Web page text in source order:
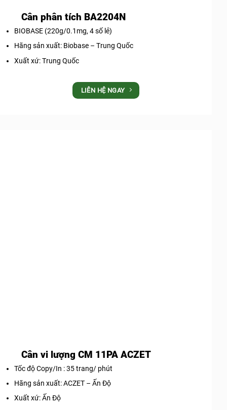
Cân phân tích BA2204N
BIOBASE (220g/0.1mg, 4 số lẻ)
Hãng sản xuất: Biobase – Trung Quốc
Xuất xứ: Trung Quốc
LIÊN HỆ NGAY
Cân vi lượng CM 11PA ACZET
Tốc độ Copy/In : 35 trang/ phút
Hãng sản xuất: ACZET – Ấn Độ
Xuất xứ: Ấn Độ